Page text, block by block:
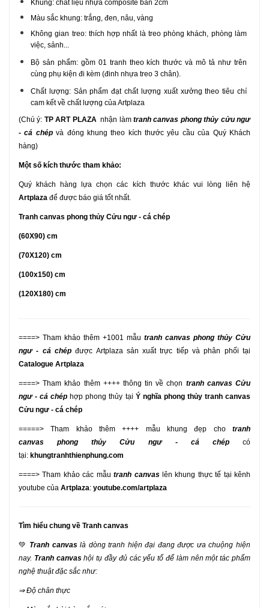
Khung: chất liệu nhựa composite bản 2cm
Màu sắc khung: trắng, đen, nâu, vàng
Không gian treo: thích hợp nhất là treo phòng khách, phòng làm
việc, sảnh...
Bộ sản phẩm: gồm 01 tranh theo kích thước và mô tả như trên
cùng phụ kiện đi kèm (đinh nhựa treo 3 chân).
Chất lượng: Sản phẩm đạt chất lượng xuất xưởng theo tiêu chí
cam kết về chất lượng của Artplaza
(Chú ý: TP ART PLAZA nhận làmtranh canvas phong thủy cửu ngư
- cá chépvà đóng khung theo kích thước yêu cầu của Quý Khách
hàng)
Một số kích thước tham khảo:
Quý khách hàng lựa chọn các kích thước khác vui lòng liên hệ
Artplaza để được báo giá tốt nhất.
Tranh canvas phong thủy Cửu ngư - cá chép
(60X90) cm
(70X120) cm
(100x150) cm
(120X180) cm
====> Tham khảo thêm +1001 mẫu tranh canvas phong thủy Cửu
ngư - cá chépđược Artplaza sản xuất trực tiếp và phân phối tại
Catalogue Artplaza
====> Tham khảo thêm ++++ thông tin về chọn tranh canvasCửu
ngư - cá chép hợp phong thủy tại Ý nghĩa phong thủy tranh canvas
Cửu ngư - cá chép
=====> Tham khảo thêm ++++ mẫu khung đẹp cho tranh
canvas phong thủyCửu ngư - cá chépcó
tại: khungtranhthienphung.com
====> Tham khảo các mẫutranh canvaslên khung thực tế tại kênh
youtube của Artplaza: youtube.com/artplaza
Tìm hiểu chung về Tranh canvas
💚 Tranh canvaslà dòng tranh hiện đại đang được ưa chuộng hiện
nay. Tranh canvashội tụ đầy đủ các yếu tố để làm nên một tác phẩm
nghệ thuật đặc sắc như:
⇒ Độ chân thực